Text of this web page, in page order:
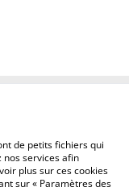
de cookies
de petits fichiers qui
services afin
plus sur ces cookies
sur « Paramètres des